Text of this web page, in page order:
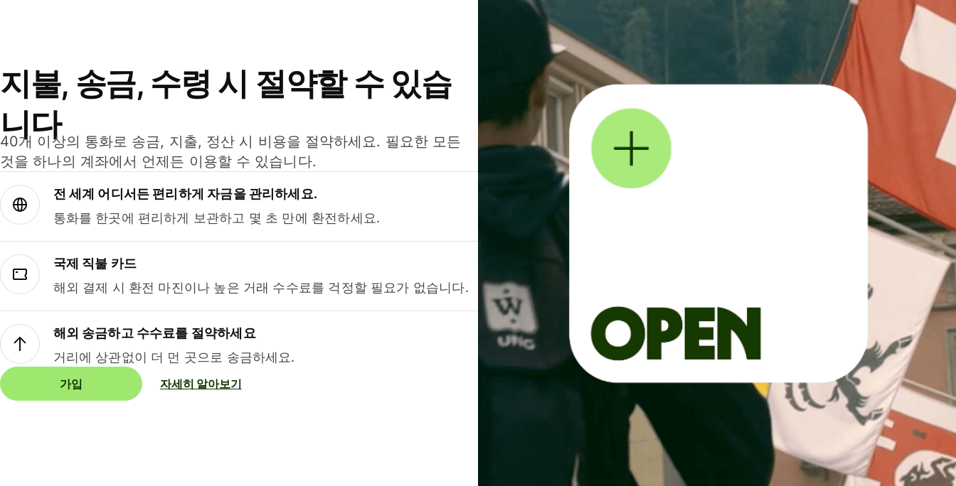
지불, 송금, 수령 시 절약할 수 있습
니다
40개 이상의 통화로 송금, 지출, 정산 시 비용을 절약하세요. 필요한 모든
것을 하나의 계좌에서 언제든 이용할 수 있습니다.
전 세계 어디서든 편리하게 자금을 관리하세요.
통화를 한곳에 편리하게 보관하고 몇 초 만에 환전하세요.
국제 직불 카드
해외 결제 시 환전 마진이나 높은 거래 수수료를 걱정할 필요가 없습니다.
해외 송금하고 수수료를 절약하세요
거리에 상관없이 더 먼 곳으로 송금하세요.
가입 자세히 알아보기